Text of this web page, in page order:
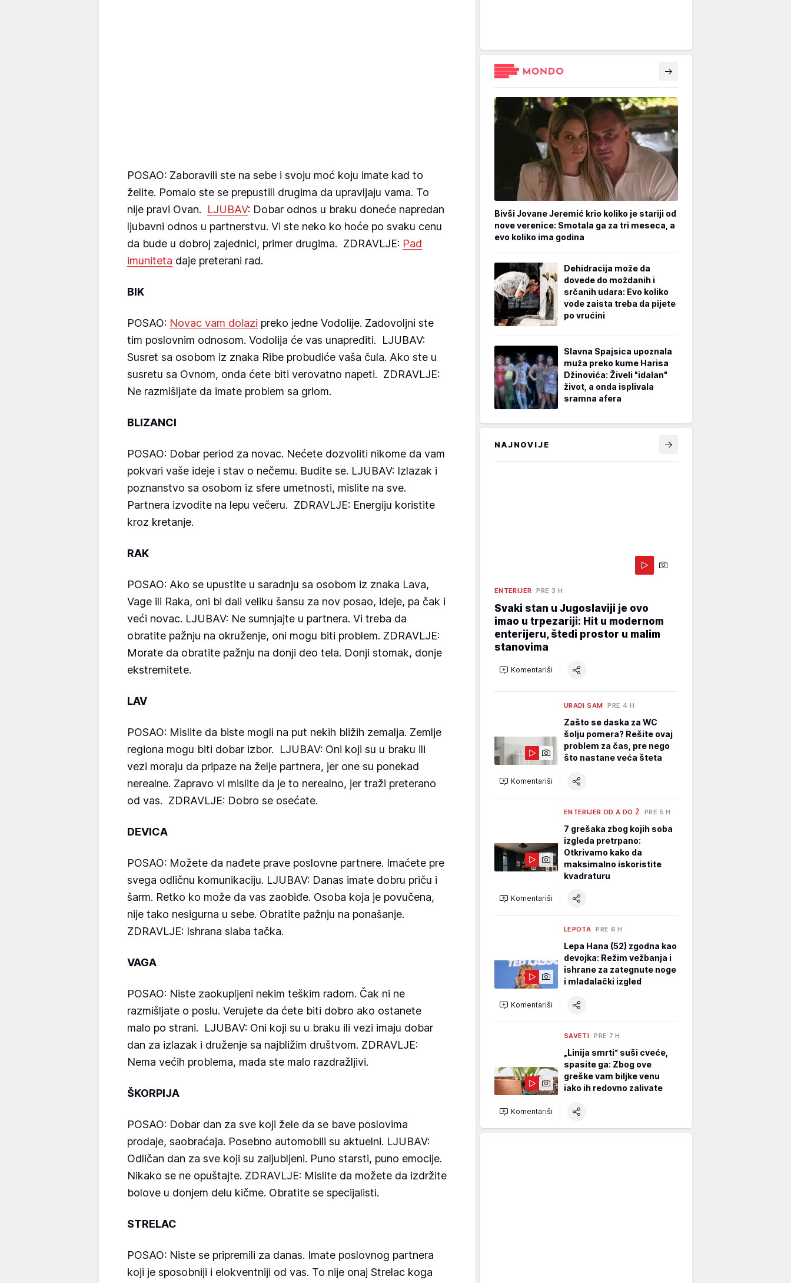
POSAO: Zaboravili ste na sebe i svoju moć koju imate kad to
želite. Pomalo ste se prepustili drugima da upravljaju vama. To
nije pravi Ovan. LJUBAV: Dobar odnos u braku doneće napredan
ljubavni odnos u partnerstvu. Vi ste neko ko hoće po svaku cenu
da bude u dobroj zajednici, primer drugima. ZDRAVLJE: Pad
imuniteta daje preterani rad.
BIK
POSAO: Novac vam dolazi preko jedne Vodolije. Zadovoljni ste
tim poslovnim odnosom. Vodolija će vas unaprediti. LJUBAV:
Susret sa osobom iz znaka Ribe probudiće vaša čula. Ako ste u
susretu sa Ovnom, onda ćete biti verovatno napeti. ZDRAVLJE:
Ne razmišljate da imate problem sa grlom.
BLIZANCI
POSAO: Dobar period za novac. Nećete dozvoliti nikome da vam
pokvari vaše ideje i stav o nečemu. Budite se. LJUBAV: Izlazak i
poznanstvo sa osobom iz sfere umetnosti, mislite na sve.
Partnera izvodite na lepu večeru. ZDRAVLJE: Energiju koristite
kroz kretanje.
RAK
POSAO: Ako se upustite u saradnju sa osobom iz znaka Lava,
Vage ili Raka, oni bi dali veliku šansu za nov posao, ideje, pa čak i
veći novac. LJUBAV: Ne sumnjajte u partnera. Vi treba da
obratite pažnju na okruženje, oni mogu biti problem. ZDRAVLJE:
Morate da obratite pažnju na donji deo tela. Donji stomak, donje
ekstremitete.
LAV
POSAO: Mislite da biste mogli na put nekih bližih zemalja. Zemlje
regiona mogu biti dobar izbor. LJUBAV: Oni koji su u braku ili
vezi moraju da pripaze na želje partnera, jer one su ponekad
nerealne. Zapravo vi mislite da je to nerealno, jer traži preterano
od vas. ZDRAVLJE: Dobro se osećate.
DEVICA
POSAO: Možete da nađete prave poslovne partnere. Imaćete pre
svega odličnu komunikaciju. LJUBAV: Danas imate dobru priču i
šarm. Retko ko može da vas zaobiđe. Osoba koja je povučena,
nije tako nesigurna u sebe. Obratite pažnju na ponašanje.
ZDRAVLJE: Ishrana slaba tačka.
VAGA
POSAO: Niste zaokupljeni nekim teškim radom. Čak ni ne
razmišljate o poslu. Verujete da ćete biti dobro ako ostanete
malo po strani. LJUBAV: Oni koji su u braku ili vezi imaju dobar
dan za izlazak i druženje sa najbližim društvom. ZDRAVLJE:
Nema većih problema, mada ste malo razdražljivi.
ŠKORPIJA
POSAO: Dobar dan za sve koji žele da se bave poslovima
prodaje, saobraćaja. Posebno automobili su aktuelni. LJUBAV:
Odličan dan za sve koji su zaljubljeni. Puno starsti, puno emocije.
Nikako se ne opuštajte. ZDRAVLJE: Mislite da možete da izdržite
bolove u donjem delu kičme. Obratite se specijalisti.
STRELAC
POSAO: Niste se pripremili za danas. Imate poslovnog partnera
koji je sposobniji i elokventniji od vas. To nije onaj Strelac koga
Bivši Jovane Jeremić krio koliko je stariji od
nove verenice: Smotala ga za tri meseca, a
evo koliko ima godina
Dehidracija može da
dovede do moždanih i
srčanih udara: Evo koliko
vode zaista treba da pijete
po vrućini
Slavna Spajsica upoznala
muža preko kume Harisa
Džinovića: Živeli "idalan"
život, a onda isplivala
sramna afera
NAJNOVIJE
ENTERIJER PRE 3 H
Svaki stan u Jugoslaviji je ovo
imao u trpezariji: Hit u modernom
enterijeru, štedi prostor u malim
stanovima
Komentariši
URADI SAM PRE 4 H
Zašto se daska za WC
šolju pomera? Rešite ovaj
problem za čas, pre nego
što nastane veća šteta
Komentariši
ENTERIJER OD A DO Ž PRE 5 H
7 grešaka zbog kojih soba
izgleda pretrpano:
Otkrivamo kako da
maksimalno iskoristite
kvadraturu
Komentariši
LEPOTA PRE 6 H
Lepa Hana (52) zgodna kao
devojka: Režim vežbanja i
ishrane za zategnute noge
i mladalački izgled
Komentariši
SAVETI PRE 7 H
„Linija smrti“ suši cveće,
spasite ga: Zbog ove
greške vam biljke venu
iako ih redovno zalivate
Komentariši